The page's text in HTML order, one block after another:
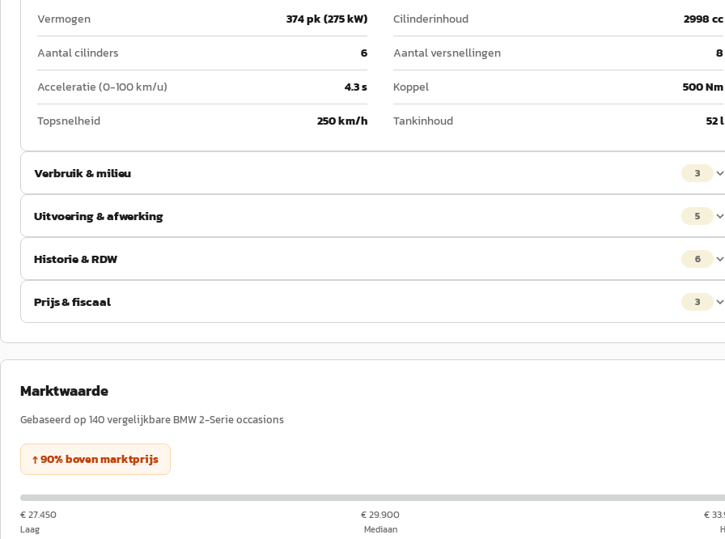
Vermogen 374 pk (275 kW) Cilinderinhoud
2998 cc
Aantal cilinders
6 Aantal versnellingen
8
Acceleratie (0-100 km/u)
4.3 s Koppel
500 Nm
Topsnelheid
250 km/h Tankinhoud 52 l
Verbruik & milieu 3
Uitvoering & afwerking 5
Historie & RDW 6
Prijs & fiscaal 3
Marktwaarde
Gebaseerd op 140vergelijkbareBMW2-Serieoccasions
↑90%bovenmarktprijs
€ 27.450
Laag
€ 29.900
Mediaan
€